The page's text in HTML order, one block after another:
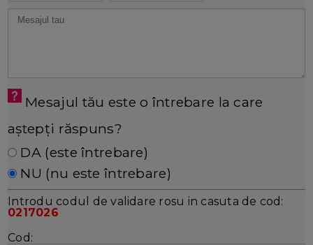
Mesajul tău este o întrebare la care
aștepți răspuns?
DA (este întrebare)
NU (nu este întrebare)
Introdu codul de validare rosu in casuta de cod:
0217026
Cod: